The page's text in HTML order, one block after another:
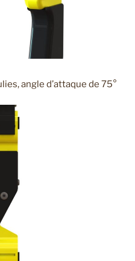
angle d’attaque de 75°